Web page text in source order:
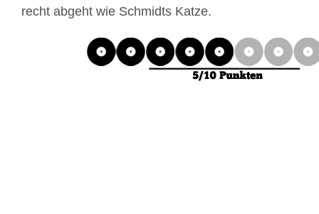
recht abgeht wie Schmidts Katze.